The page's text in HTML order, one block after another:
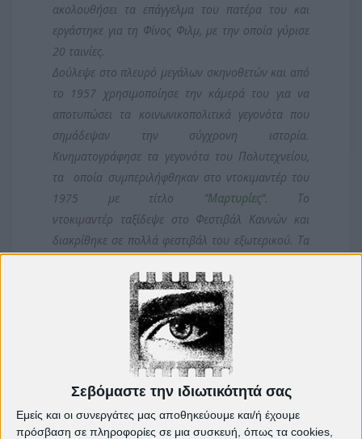
Σεβόμαστε την ιδιωτικότητά σας
Εμείς και οι συνεργάτες μας αποθηκεύουμε και/ή έχουμε
πρόσβαση σε πληροφορίες σε μια συσκευή, όπως τα cookies,
ακολουθήσει τα επάγγελμα του πατέρα του και
εργάστηκε για τη Φίνος Φιλμ, με την οποία γύρισε
20 ταινίες.
Δούλεψε στο πλευρό μεγάλων σκηνοθετών και από
το 1957 χρησιμοποίησε την κάμερά του για να
αποτυπώσει τα κοινωνικοπολιτικά γεγονότα που
σημάδεψαν την σύγχρονη ιστορία.
Κινηματογράφησε τα γεγονότα του Πολυτεχνείου,
τα οποία συμπεριλήφθηκαν στο ντοκιμαντέρ του
1975 με τίτλο
"Μαρτυρίες". Το
ντοκιμαντέρ ταξίδεψε στο Φεστιβάλ Καννών και
διακρίθηκε σε πολλά φεστιβάλ του εξωτερικού. Τα
και την εποχή που η νεολαία έχει εξοικειωθεί
σχεδόν απόλυτα με την εικόνα, η συμβολή του
στην ιστορική μνήμη είναι πολύτιμη όπως και κάθε
καρέ από τις ταινίες του.
Είσοδος Ελεύθερη
Κινηματοθέατρο
Πετρούπολις" - Πνευματικό
Κέντρο Πετρούπολης (Μπουμπουλίνας 59 & Αθ.